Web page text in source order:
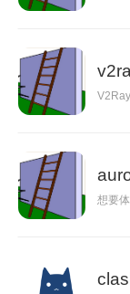
想要